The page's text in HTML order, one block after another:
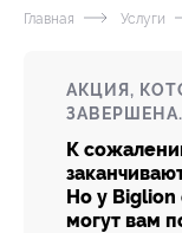
Главная Услуги
АКЦИЯ,
ЗАВЕРШЕНА.
К
Но у Biglion
могут вам